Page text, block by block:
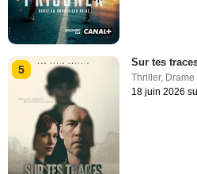
5
Sur tes
Thriller, Drame
18 juin 2026